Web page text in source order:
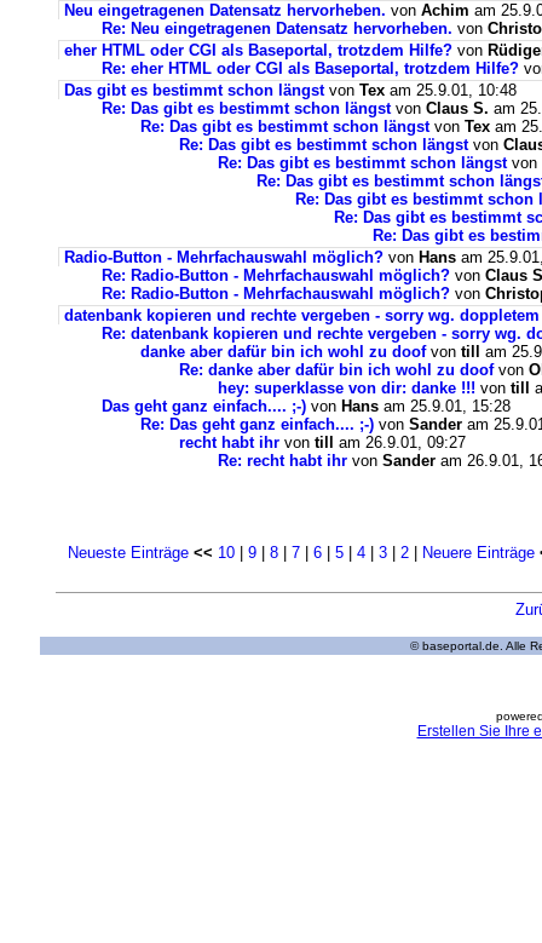
Neu eingetragenen Datensatz hervorheben. von Achim am
Re: Neu eingetragenen Datensatz hervorheben. von
eher HTML oder CGI als Baseportal, trotzdem Hilfe? von
Re: eher HTML oder CGI als Baseportal, trotzdem Hilfe?
Das gibt es bestimmt schon längstvon Tex am 25.9.01, 10:48
Re: Das gibt es bestimmt schon längstvon Claus S. am
Re: Das gibt es bestimmt schon längstvon Tex am
Re: Das gibt es bestimmt schon längstvon
Re: Das gibt es bestimmt schon längstvon
Re: Das gibt es bestimmt schon
Re: Das gibt es bestimmt schon
Re: Das gibt es bestimmt
Re: Das gibt es
Radio-Button - Mehrfachauswahl möglich? von Hans am
Re: Radio-Button - Mehrfachauswahl möglich? von Claus
Re: Radio-Button - Mehrfachauswahl möglich? von
datenbank kopieren und rechte vergeben - sorry wg.
Re: datenbank kopieren und rechte vergeben - sorry wg.
danke aber dafür bin ich wohl zu doofvon till
am
Re: danke aber dafür bin ich wohl zu doofvon
hey: superklasse von dir: danke !!! von till
Das geht ganz einfach.... ;-) von Hans am 25.9.01, 15:28
Re: Das geht ganz einfach.... ;-) von Sander am
recht habt ihr von till
am 26.9.01, 09:27
Re: recht habt ihr von Sander am 26.9.01,
Neueste Einträge << 10 9 8 7 6 5 4 3 2 Neuere Einträge
© baseportal.de. Alle
Erstellen Sie Ihre